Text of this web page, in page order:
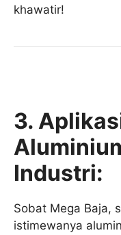
khawatir!
3.
Industri:
Sobat Mega Baja,
istimewanya